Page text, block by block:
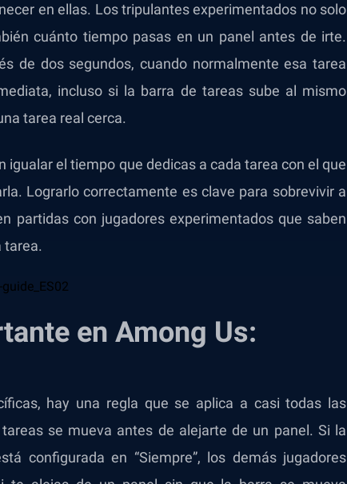
en ellas. Los tripulantes experimentados no solo
cuánto tiempo pasas en un panel antes de irte.
de dos segundos, cuando normalmente esa tarea
incluso si la barra de tareas sube al mismo
tarea real cerca.
igualar el tiempo que dedicas a cada tarea con el que
Lograrlo correctamente es clave para sobrevivir a
partidas con jugadores experimentados que saben
tarea.
en Among Us:
hay una regla que se aplica a casi todas las
se mueva antes de alejarte de un panel. Si la
configurada en “Siempre”, los demás jugadores